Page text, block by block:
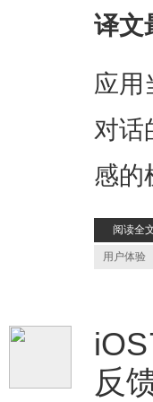
译文
应用
对话
感的
阅读全
用户体验
反